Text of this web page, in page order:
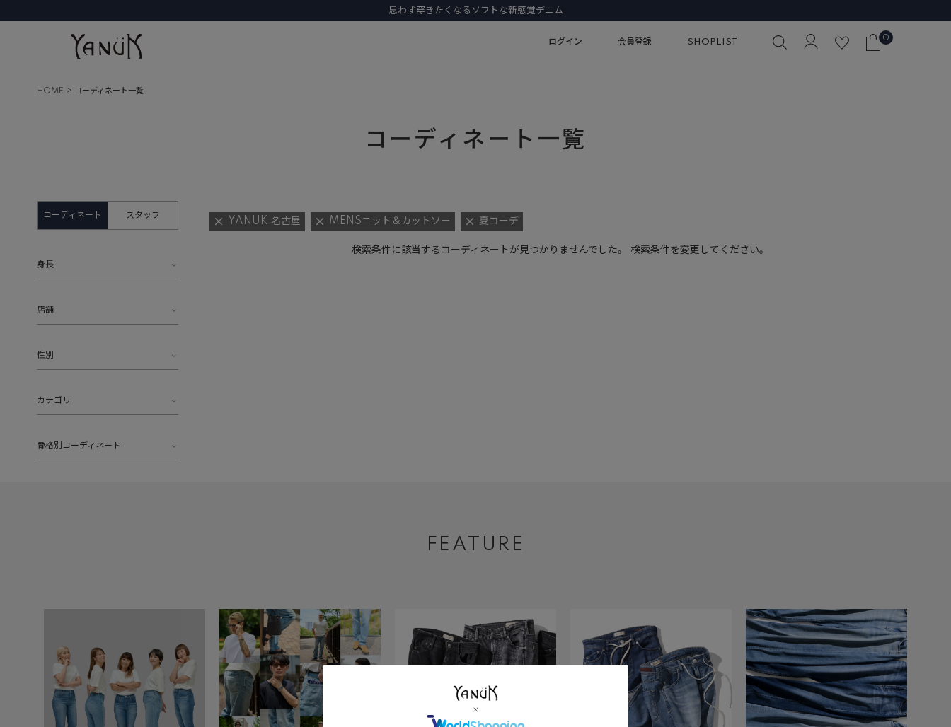
思わず穿きたくなるソフトな新感覚デニム
ログイン 会員登録 SHOPLIST 0
HOME コーディネート一覧
コーディネート一覧
コーディネート スタッフ
身長
店舗
性別
カテゴリ
骨格別コーディネート
YANUK 名古屋 MENSニット＆カットソー 夏コーデ
検索条件に該当するコーディネートが見つかりませんでした。 検索条件を変更してください。
FEATURE